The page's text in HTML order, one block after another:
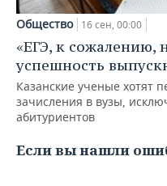
Общество 16 сен, 00:00
«ЕГЭ, к сожалению,
успешность
Казанские ученые хотят
зачисления в вузы,
абитуриентов
Если вы нашли